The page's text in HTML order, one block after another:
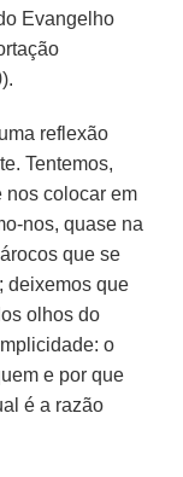
Evangelho
reflexão
Tentemos,
nos colocar em
nos, quase na
que se
deixemos que
olhos do
o
e por que
é a razão